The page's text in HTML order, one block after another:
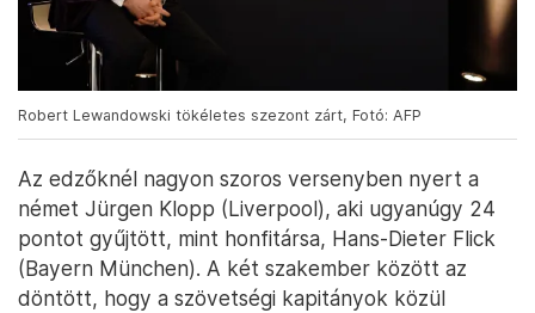
Robert Lewandowski tökéletes szezont zárt, Fotó: AFP
Az edzőknél nagyon szoros versenyben nyert a
német Jürgen Klopp (Liverpool), aki ugyanúgy 24
pontot gyűjtött, mint honfitársa, Hans-Dieter Flick
(Bayern München). A két szakember között az
döntött, hogy a szövetségi kapitányok közül